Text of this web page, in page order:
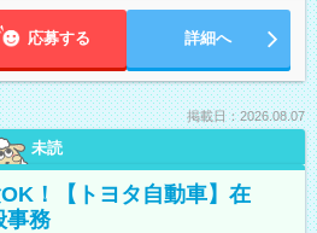
応募する 詳細へ
掲載日：2026.08.07
未読
！【トヨタ自動車】在
事務